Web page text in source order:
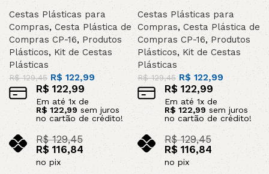
Cestas Plásticas para
Compras, Cesta Plástica de
Compras CP-16, Produtos
Plásticos, Kit de Cestas
Plásticas
R$129,45 R$ 122,99
R$122,99
Em até 1x de
R$122,99 sem juros
no cartão de crédito!
R$129,45
R$116,84
no pix
Cestas Plásticas para
Compras, Cesta Plástica de
Compras CP-16,Produtos
Plásticos, Kit de Cestas
Plásticas
R$129,45 R$ 122,99
R$122,99
Em até 1x de
R$ 122,99 sem juros
no cartão de crédito!
R$129,45
R$ 116,84
no pix